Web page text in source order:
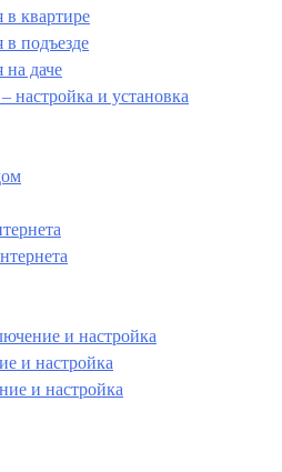
в квартире
в подъезде
на даче
настройка и установка
и настройка
и настройка
и настройка